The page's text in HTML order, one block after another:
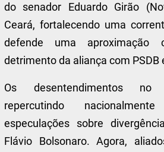
do senador Eduardo Girão
Ceará, fortalecendo uma
defende uma
detrimento da aliança com PSDB
Os desentendimentos no
repercutindo
especulações sobre
Flávio Bolsonaro. Agora,